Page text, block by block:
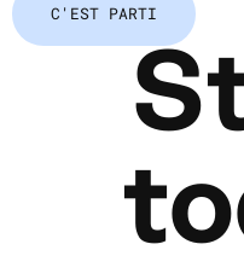
C'EST PARTI